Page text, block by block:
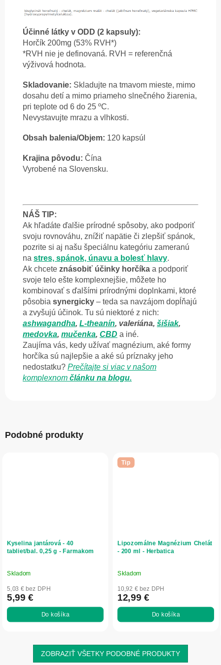
Účinné látky v ODD (2 kapsuly):
Horčík 200mg (53% RVH*)
*RVH nie je definovaná. RVH = referenčná
výživová hodnota.
Skladovanie: Skladujte na tmavom mieste, mimo
dosahu detí a mimo priameho slnečného žiarenia,
pri teplote od 6 do 25 ºC.
Nevystavujte mrazu a vlhkosti.
Obsah balenia/Objem: 120 kapsúl
Krajina pôvodu: Čína
Vyrobené na Slovensku.
NÁŠ TIP:
Ak hľadáte ďalšie prírodné spôsoby, ako podporiť
svoju rovnováhu, znížiť napätie či zlepšiť spánok,
pozrite si aj našu špeciálnu kategóriu zameranú
na stres, spánok, únavu a bolesť hlavy.
Ak chcete znásobiť účinky horčíka a podporiť
svoje telo ešte komplexnejšie, môžete ho
kombinovať s ďalšími prírodnými doplnkami, ktoré
pôsobia synergicky – teda sa navzájom dopĺňajú
a zvyšujú účinok. Tu sú niektoré z nich:
ashwagandha, L-theanín, valeriána, šišiak,
medovka, mučenka, CBD a iné.
Zaujíma vás, kedy užívať magnézium, aké formy
horčíka sú najlepšie a aké sú príznaky jeho
nedostatku? Prečítajte si viac v našom
komplexnom článku na blogu.
Podobné produkty
Kyselina jantárová - 40
tabliet/bal. 0,25 g - Farmakom
Priemerné
hodnotenie
produktu
je
5,0
Skladom
5,03 € bez DPH
5,99 €
Do košíka
Tip
Lipozomálne Magnézium Chelát
- 200 ml - Herbatica
Priemerné
hodnotenie
produktu
je
5,0
hviezdičiek.
Skladom
10,92 € bez DPH
12,99 €
Do košíka
ZOBRAZIŤ VŠETKY PODOBNÉ PRODUKTY